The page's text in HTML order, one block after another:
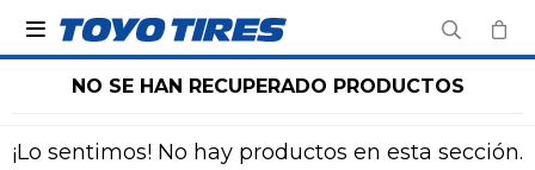

NO SE HAN RECUPERADO PRODUCTOS
¡Lo sentimos! No hay productos en esta sección.